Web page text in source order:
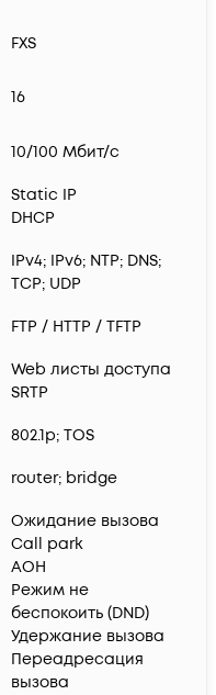
FXS
16
10/100 Мбит/с
Static IP
DHCP
IPv4; IPv6; NTP; DNS;
TCP; UDP
FTP / HTTP / TFTP
Web листы доступа
SRTP
802.1p; TOS
router; bridge
Ожидание вызова
Call park
АОН
Режим не
беспокоить (DND)
Удержание вызова
Переадресация
вызова